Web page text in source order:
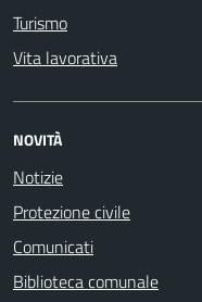
Turismo
Vita lavorativa
NOVITÀ
Notizie
Protezione civile
Comunicati
Biblioteca comunale